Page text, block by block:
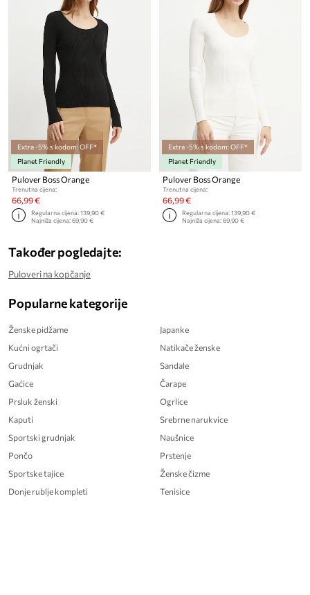
Extra -5% s kodom: OFF*
Planet Friendly
Pulover Boss Orange
Trenutna cijena:
66,99 €
Regularna cijena:139,90 €
Najniža cijena:69,90 €
Extra -5% s kodom: OFF*
Planet Friendly
Pulover Boss Orange
Trenutna cijena:
66,99 €
Regularna cijena:139,90 €
Najniža cijena:69,90 €
Također pogledajte:
Puloveri na kopčanje
Popularne kategorije
Ženske pidžame
Kućni ogrtači
Grudnjak
Gaćice
Prsluk ženski
Kaputi
Sportski grudnjak
Pončo
Sportske tajice
Donje rublje kompleti
Japanke
Natikače ženske
Sandale
Čarape
Ogrlice
Srebrne narukvice
Naušnice
Prstenje
Ženske čizme
Tenisice